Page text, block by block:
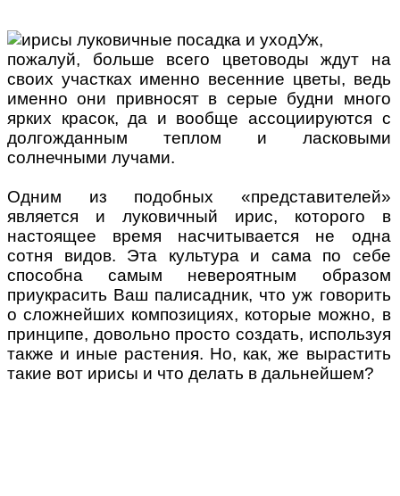
Уж,
пожалуй, больше всего цветоводы ждут на
своих участках именно весенние цветы, ведь
именно они привносят в серые будни много
ярких красок, да и вообще ассоциируются с
долгожданным теплом и ласковыми
солнечными лучами.
Одним из подобных «представителей»
является и луковичный ирис, которого в
настоящее время насчитывается не одна
сотня видов. Эта культура и сама по себе
способна самым невероятным образом
приукрасить Ваш палисадник, что уж говорить
о сложнейших композициях, которые можно, в
принципе, довольно просто создать, используя
также и иные растения. Но, как, же вырастить
такие вот ирисы и что делать в дальнейшем?